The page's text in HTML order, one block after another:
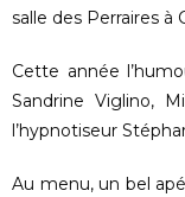
salle des Perraires à
Cette année
Sandrine Viglino,
l’hypnotiseur
Au menu, un bel